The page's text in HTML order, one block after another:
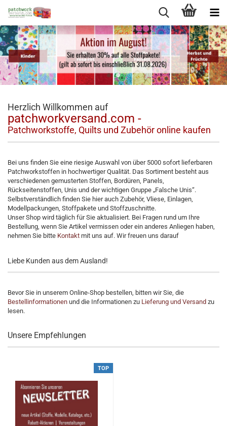
Herzlich Willkommen auf
patchworkversand.com -
Patchworkstoffe, Quilts und Zubehör online kaufen
Bei uns finden Sie eine riesige Auswahl von über 5000 sofort lieferbaren
Patchworkstoffen in hochwertiger Qualität. Das Sortiment besteht aus
verschiedenen gemusterten Stoffen, Bordüren, Panels,
Rückseitenstoffen, Unis und der wichtigen Gruppe „Falsche Unis“.
Selbstverständlich finden Sie hier auch Zubehör, Vliese, Einlagen,
Modellpackungen, Stoffpakete und Stoffzuschnitte.
Unser Shop wird täglich für Sie aktualisiert. Bei Fragen rund um Ihre
Bestellung, wenn Sie Artikel vermissen oder ein anderes Anliegen haben,
nehmen Sie bitte Kontakt mit uns auf. Wir freuen uns darauf
Liebe Kunden aus dem Ausland!
Bevor Sie in unserem Online-Shop bestellen, bitten wir Sie, die
Bestellinformationen und die Informationen zu Lieferung und Versand zu
lesen.
Unsere Empfehlungen
TOP